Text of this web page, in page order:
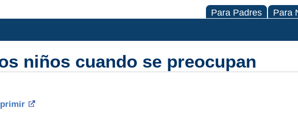
Para Padres Para
niños cuando se preocupan